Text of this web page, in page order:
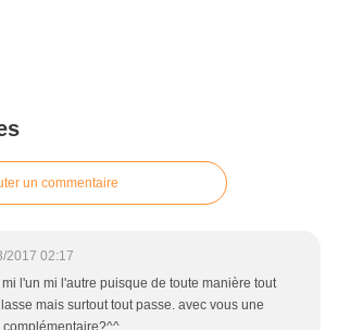
un commentaire
2017 02:17
l'un mi l'autre puisque de toute manière tout
mais surtout tout passe. avec vous une
complémentaire?^^